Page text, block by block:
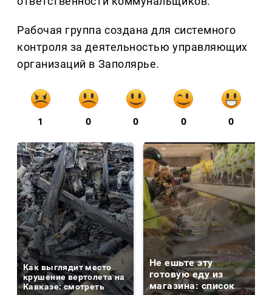
Рабочая группа создана для системного
контроля за деятельностью управляющих
организаций в Заполярье.
1 0 0 0 0
Как выглядит место
крушение вертолета на
Кавказе: смотреть
Не ешьте эту
готовую еду из
магазина: список